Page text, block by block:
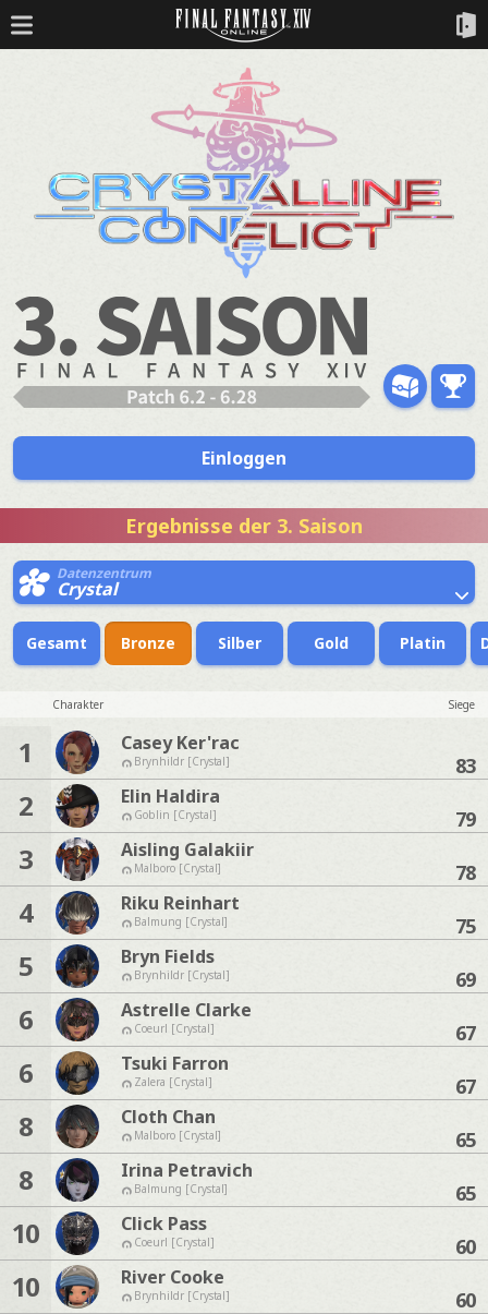
Einloggen
Ergebnisse der 3. Saison
Datenzentrum
Crystal
Gesamt Bronze Silber Gold Platin
Charakter Siege
1 Casey Ker'rac
Brynhildr [Crystal] 83
2 Elin Haldira
Goblin [Crystal] 79
3 Aisling Galakiir
Malboro [Crystal] 78
4 Riku Reinhart
Balmung [Crystal] 75
5 Bryn Fields
Brynhildr [Crystal] 69
6 Astrelle Clarke
Coeurl [Crystal] 67
6 Tsuki Farron
Zalera [Crystal] 67
8 Cloth Chan
Malboro [Crystal] 65
8 Irina Petravich
Balmung [Crystal] 65
10 Click Pass
Coeurl [Crystal] 60
10 River Cooke
Brynhildr [Crystal] 60